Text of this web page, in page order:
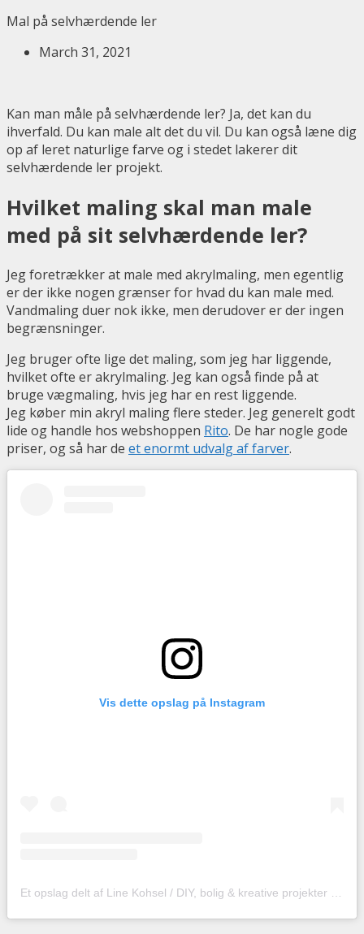
Mal på selvhærdende ler
March 31, 2021
Kan man måle på selvhærdende ler? Ja, det kan du
ihverfald. Du kan male alt det du vil. Du kan også læne dig
op af leret naturlige farve og i stedet lakerer dit
selvhærdende ler projekt.
Hvilket maling skal man male
med på sit selvhærdende ler?
Jeg foretrækker at male med akrylmaling, men egentlig
er der ikke nogen grænser for hvad du kan male med.
Vandmaling duer nok ikke, men derudover er der ingen
begrænsninger.
Jeg bruger ofte lige det maling, som jeg har liggende,
hvilket ofte er akrylmaling. Jeg kan også finde på at
bruge vægmaling, hvis jeg har en rest liggende.
Jeg køber min akryl maling flere steder. Jeg generelt godt
lide og handle hos webshoppen Rito. De har nogle gode
priser, og så har de et enormt udvalg af farver.
Vis dette opslag på Instagram